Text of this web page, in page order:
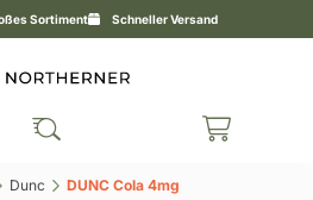
Sortiment Schneller Versand
Dunc‎ DUNC Cola 4mg‎